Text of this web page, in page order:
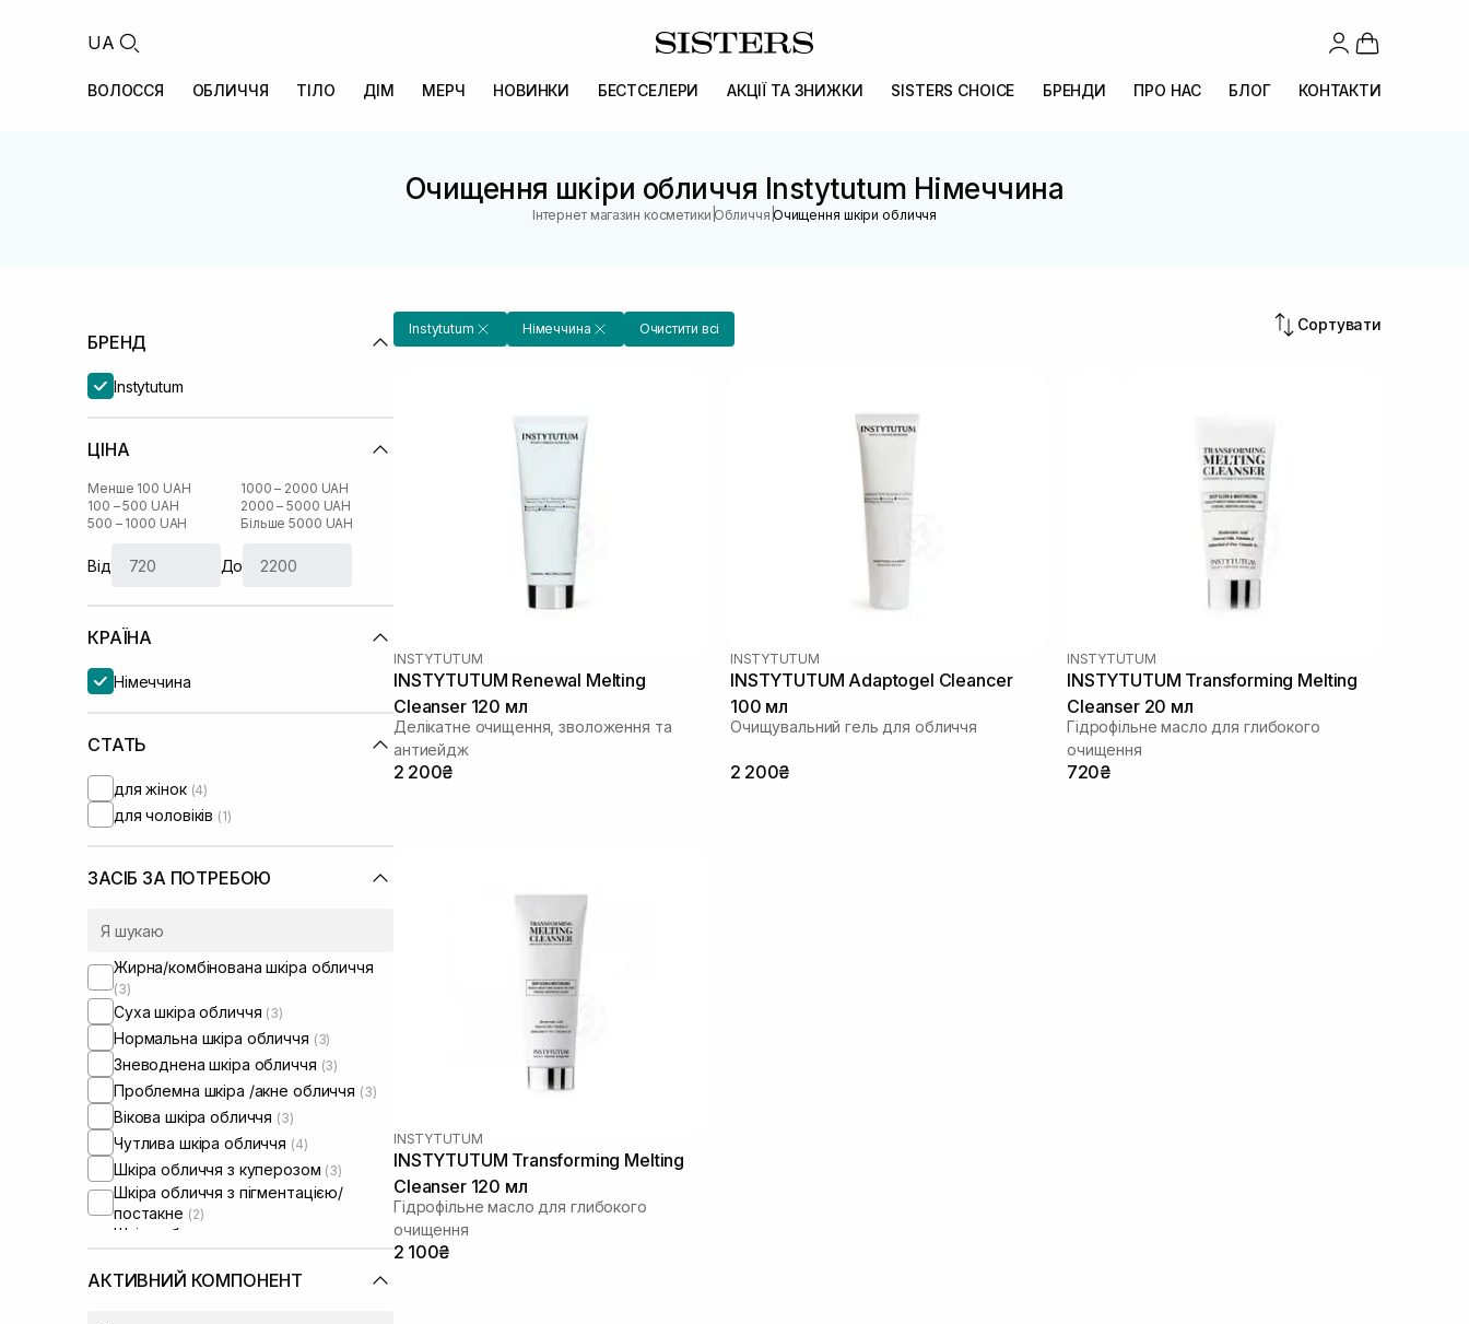
UA
ВОЛОССЯ ОБЛИЧЧЯ ТІЛО ДІМ МЕРЧ НОВИНКИ БЕСТСЕЛЕРИ АКЦІЇ ТА ЗНИЖКИ SISTERS CHOICE БРЕНДИ ПРО НАС БЛОГ КОНТАКТИ
Очищення шкіри обличчя Instytutum Німеччина
Інтернет магазин косметики |Обличчя |Очищення шкіри обличчя
БРЕНД
Instytutum
ЦІНА
Менше 100 UAH
100 – 500 UAH
500 – 1000 UAH
1000 – 2000 UAH
2000 – 5000 UAH
Більше 5000 UAH
Від До
КРАЇНА
Німеччина
СТАТЬ
для жінок (4)
для чоловіків (1)
ЗАСІБ ЗА ПОТРЕБОЮ
Жирна/комбінована шкіра обличчя
(3)
Суха шкіра обличчя (3)
Нормальна шкіра обличчя (3)
Зневоднена шкіра обличчя (3)
Проблемна шкіра /акне обличчя (3)
Вікова шкіра обличчя (3)
Чутлива шкіра обличчя (4)
Шкіра обличчя з куперозом (3)
Шкіра обличчя з пігментацією/
постакне (2)
Шкіра обличчя з розширеними
порами
Шкіра обличчя з порушеним
АКТИВНИЙ КОМПОНЕНТ
Instytutum Німеччина Очистити всі Сортувати
INSTYTUTUM
INSTYTUTUM Renewal Melting
Cleanser 120 мл
Делікатне очищення, зволоження та
антиейдж
2 200₴
INSTYTUTUM
INSTYTUTUM Adaptogel Cleancer
100 мл
Очищувальний гель для обличчя
2 200₴
INSTYTUTUM
INSTYTUTUM Transforming Melting
Cleanser 20 мл
Гідрофільне масло для глибокого
очищення
720₴
INSTYTUTUM
INSTYTUTUM Transforming Melting
Cleanser 120 мл
Гідрофільне масло для глибокого
очищення
2 100₴